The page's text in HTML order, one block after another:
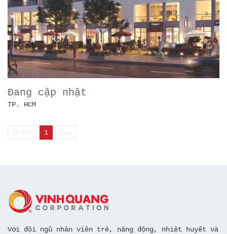
Đang cập nhật
TP. HCM
1
Với đội ngũ nhân viên trẻ, năng động, nhiệt huyết và